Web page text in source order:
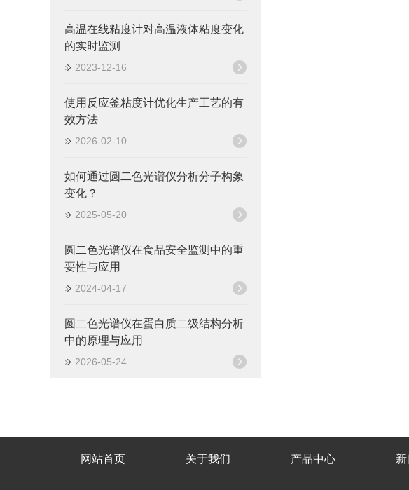
高温在线粘度计对高温液体粘度变化
的实时监测
2023-12-16
使用反应釜粘度计优化生产工艺的有
效方法
2026-02-10
如何通过圆二色光谱仪分析分子构象
变化？
2025-05-20
圆二色光谱仪在食品安全监测中的重
要性与应用
2024-04-17
圆二色光谱仪在蛋白质二级结构分析
中的原理与应用
2026-05-24
网站首页 关于我们 产品中心